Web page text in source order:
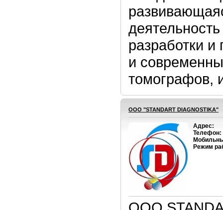
разработки и
и
томографов,
OOO "STANDART DIAGNOSTIKA"
Адрес:
Телефон:
Режим